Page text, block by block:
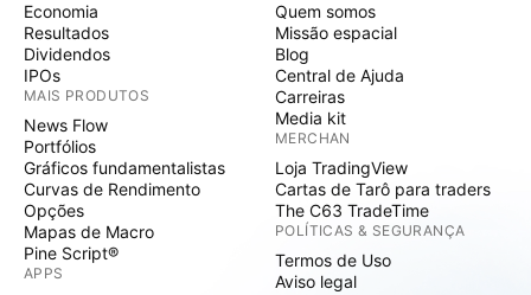
Economia
Resultados
Dividendos
IPOs
MAIS PRODUTOS
News Flow
Portfólios
Gráficos fundamentalistas
Curvas de Rendimento
Opções
Mapas de Macro
Pine Script®
APPS
Quem somos
Missão espacial
Blog
Central de Ajuda
Carreiras
Media kit
MERCHAN
Loja TradingView
Cartas de Tarô para traders
The C63 TradeTime
POLÍTICAS & SEGURANÇA
Termos de Uso
Aviso legal